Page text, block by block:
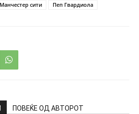
Манчестер сити Пеп Гвардиола
ПОВЕЌЕ ОД АВТОРОТ